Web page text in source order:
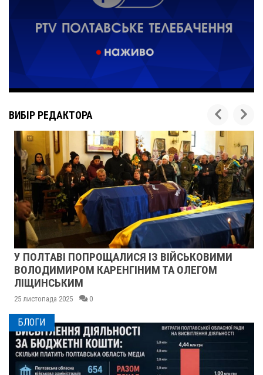
ВИБІР РЕДАКТОРА
У ПОЛТАВІ ПОПРОЩАЛИСЯ ІЗ ВІЙСЬКОВИМИ
ВОЛОДИМИРОМ КАРЕНГІНИМ ТА ОЛЕГОМ
ЛІЩИНСЬКИМ
25 листопада 2025 0
БЛОГИ